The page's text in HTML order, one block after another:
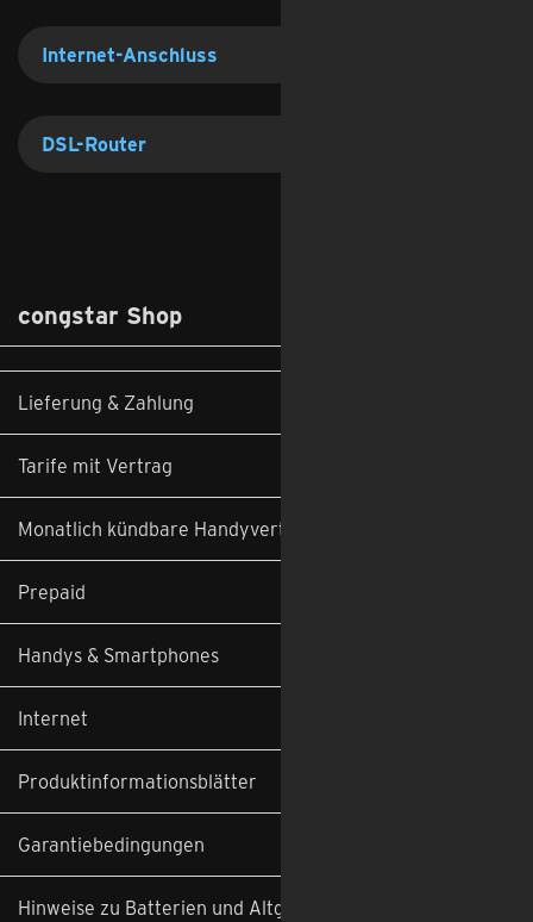
Internet-Anschluss
DSL-Router
congstar Shop
Lieferung & Zahlung
Tarife mit Vertrag
Monatlich kündbare Handyverträge
Prepaid
Handys & Smartphones
Internet
Produktinformationsblätter
Garantiebedingungen
Hinweise zu Batterien und Altgeräten